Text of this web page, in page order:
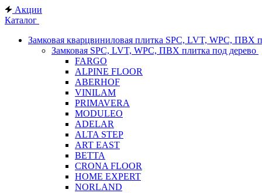
Акции
Каталог
Замковая кварцвиниловая плитка SPC, LVT, WPC, ПВХ
Замковая SPC, LVT, WPC, ПВХ плитка под дерево
FARGO
ALPINE FLOOR
ABERHOF
VINILAM
PRIMAVERA
MODULEO
ADELAR
ALTA STEP
ART EAST
BETTA
CRONA FLOOR
HOME EXPERT
NORLAND